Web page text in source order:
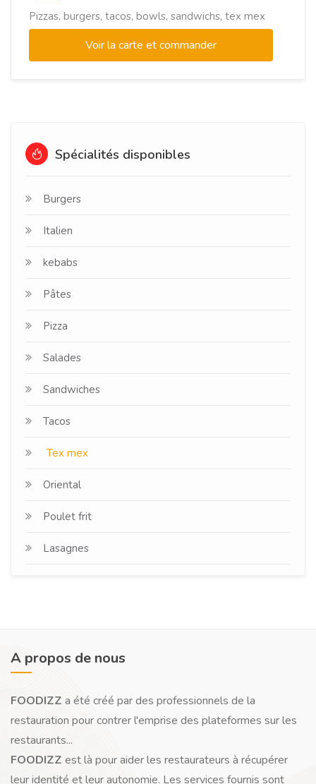
Pizzas, burgers, tacos, bowls, sandwichs, tex mex
Voir la carte et commander
Spécialités disponibles
Burgers
Italien
kebabs
Pâtes
Pizza
Salades
Sandwiches
Tacos
Tex mex
Oriental
Poulet frit
Lasagnes
A propos de nous
FOODIZZ a été créé par des professionnels de la
restauration pour contrer l'emprise des plateformes sur les
restaurants...
FOODIZZ est là pour aider les restaurateurs à récupérer
leur identité et leur autonomie. Les services fournis sont